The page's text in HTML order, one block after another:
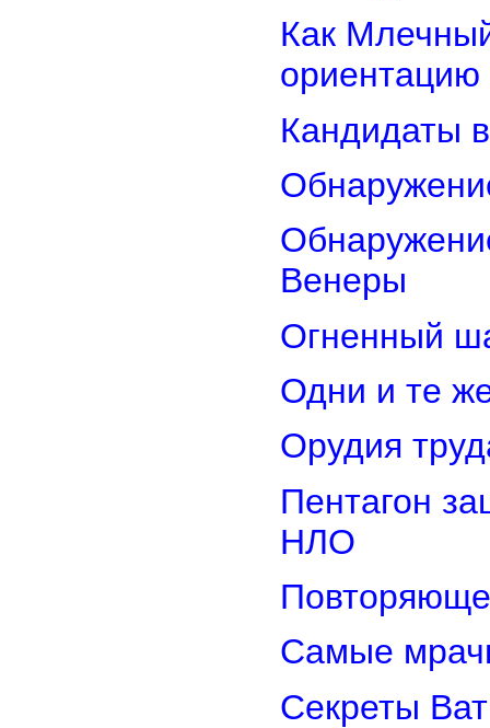
Как
ориентацию
Кандидаты
Венеры
Огненный
Одни и те
Орудия
Пентагон
НЛО
Самые
Секреты